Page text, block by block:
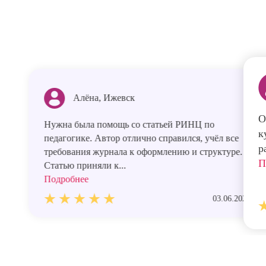
Алёна, Ижевск
Нужна была помощь со статьей РИНЦ по
педагогике. Автор отлично справился, учёл все
требования журнала к оформлению и структуре.
Статью приняли к...
Подробнее
03.06.2026